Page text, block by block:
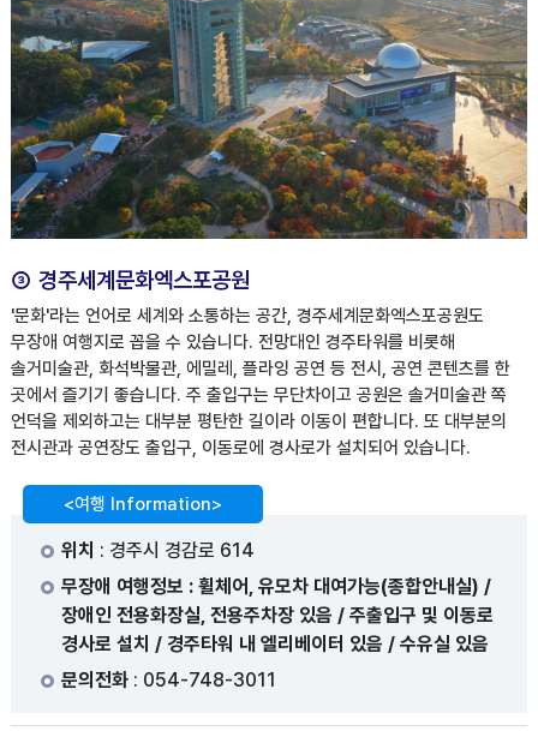
③ 경주세계문화엑스포공원
'문화'라는 언어로 세계와 소통하는 공간, 경주세계문화엑스포공원도
무장애 여행지로 꼽을 수 있습니다. 전망대인 경주타워를 비롯해
솔거미술관, 화석박물관, 에밀레, 플라잉 공연 등 전시, 공연 콘텐츠를 한
곳에서 즐기기 좋습니다. 주 출입구는 무단차이고 공원은 솔거미술관 쪽
언덕을 제외하고는 대부분 평탄한 길이라 이동이 편합니다. 또 대부분의
전시관과 공연장도 출입구, 이동로에 경사로가 설치되어 있습니다.
<여행 Information>
위치 : 경주시 경감로 614
무장애 여행정보 : 휠체어, 유모차 대여가능(종합안내실) /
장애인 전용화장실, 전용주차장 있음 / 주출입구 및 이동로
경사로 설치 / 경주타워 내 엘리베이터 있음 / 수유실 있음
문의전화: 054-748-3011